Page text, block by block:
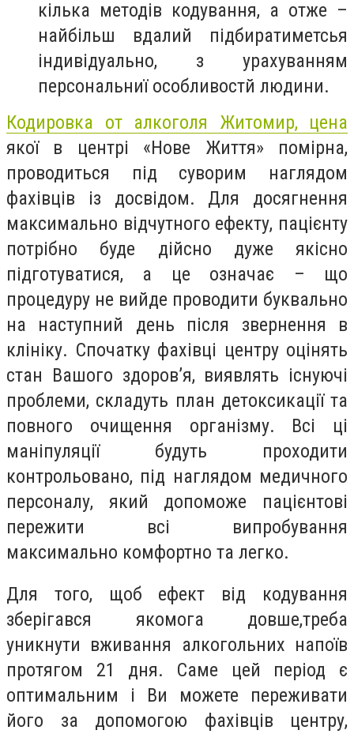
кілька методів кодування, а отже –
найбільш вдалий підбиратиметсья
індивідуально, з урахуванням
персональниї особливостй людини.
Кодировка от алкоголя Житомир, цена
якої в центрі «Нове Життя» помірна,
проводиться під суворим наглядом
фахівців із досвідом. Для досягнення
максимально відчутного ефекту, пацієнту
потрібно буде дійсно дуже якісно
підготуватися, а це означає – що
процедуру не вийде проводити буквально
на наступний день після звернення в
клініку. Спочатку фахівці центру оцінять
стан Вашого здоров’я, виявлять існуючі
проблеми, складуть план детоксикації та
повного очищення організму. Всі ці
маніпуляції будуть проходити
контрольовано, під наглядом медичного
персоналу, який допоможе пацієнтові
пережити всі випробування
максимально комфортно та легко.
Для того, щоб ефект від кодування
зберігався якомога довше,треба
уникнути вживання алкогольних напоїв
протягом 21 дня. Саме цей період є
оптимальним і Ви можете переживати
його за допомогою фахівців центру,